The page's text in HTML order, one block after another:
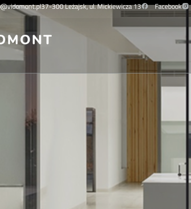
37-300 Leżajsk, ul. Mickiewicza 13 Facebook